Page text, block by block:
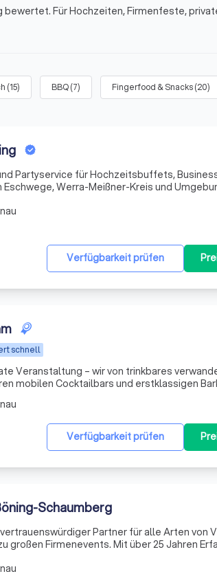
Für Hochzeiten, Firmenfeste,
(15) BBQ(7) Fingerfood & Snacks(20)
Partyservice für Hochzeitsbuffets,
Werra-Meißner-Kreis und
Verfügbarkeit prüfen
schnell
Veranstaltung – wir von trinkbares
mobilen Cocktailbars und erstklassigen
voller Genuss und Freude direkt
Verfügbarkeit prüfen
Schaumberg
Partner für alle Arten von
großen Firmenevents. Mit über 25 Jahren